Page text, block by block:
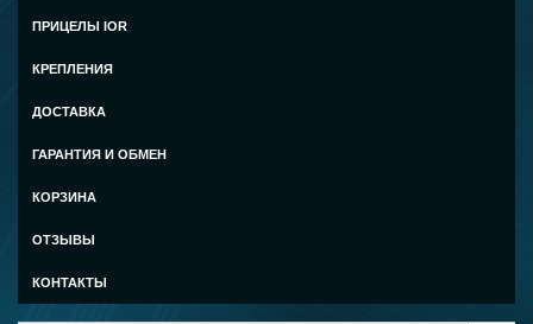
ПРИЦЕЛЫ IOR
КРЕПЛЕНИЯ
ДОСТАВКА
ГАРАНТИЯ И ОБМЕН
КОРЗИНА
ОТЗЫВЫ
КОНТАКТЫ